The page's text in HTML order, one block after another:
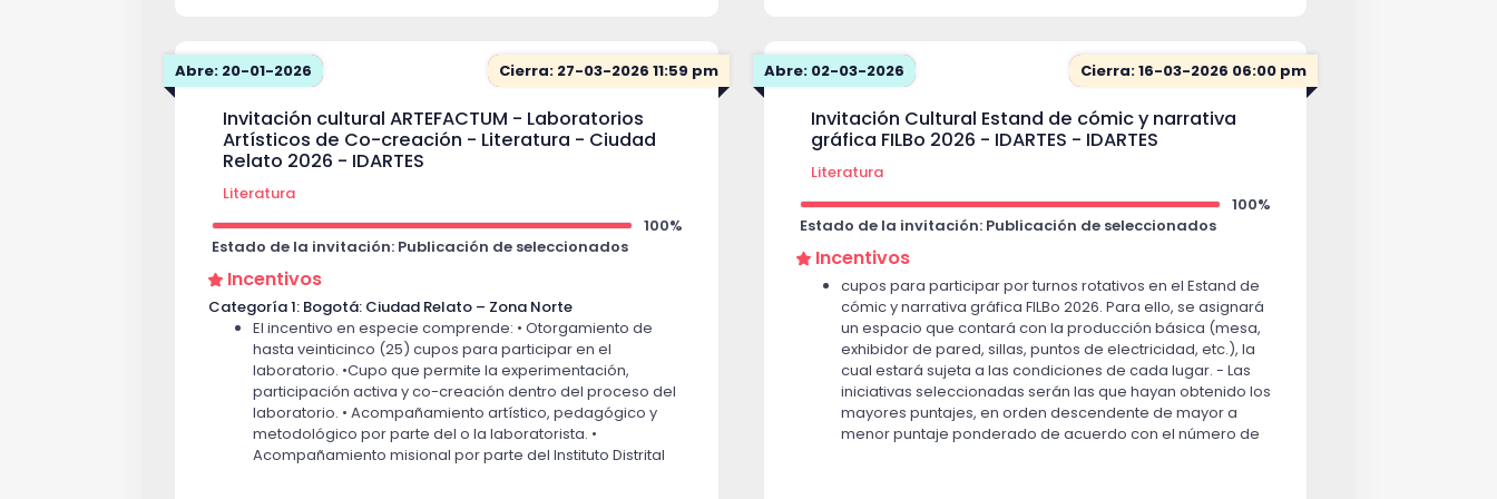
inicial e intermedia en la lectura y escritura creativa 2026
del programa Escrituras de Bogotá.
Taller de Narrativa de ficción 2 impartido por Daniel Ángel
Cupo para participar en uno de los Talleres de formación
inicial e intermedia en la lectura y escritura creativa 2026
Taller de Literatura infantil y juvenil impartido por Amalia
Cupo para participar en uno de los Talleres de formación
inicial e intermedia en la lectura y escritura creativa 2026
del programa Escrituras de Bogotá.
Taller de Escritura en el espacio público: cartelismo impartido
por el Instituto Bogotano de Corte
Cupo para participar en uno de los Talleres de formación
inicial e intermedia en la lectura y escritura creativa 2026
del programa Escrituras de Bogotá.
cupos a personas naturales.
para el acceso al libro en articulación con la Asociación
Colombiana de Libreros Independientes
Categoría 3: Escuela distrital de libreros: espacios
Asociación Colombiana de Libreros Independientes: Se
asignarán máximo seis (6) cupos a personas jurídicas,
naturales o agrupaciones.
Abre: 20-01-2026 Cierra: 27-03-2026 11:59 pm
Invitación cultural ARTEFACTUM - Laboratorios
Artísticos de Co-creación - Literatura - Ciudad
Relato 2026 - IDARTES
Literatura
100%
Estado de la invitación: Publicación de seleccionados
Incentivos
Categoría 1: Bogotá: Ciudad Relato – Zona Norte
El incentivo en especie comprende: • Otorgamiento de
hasta veinticinco (25) cupos para participar en el
laboratorio. •Cupo que permite la experimentación,
participación activa y co-creación dentro del proceso del
laboratorio. • Acompañamiento artístico, pedagógico y
metodológico por parte del o la laboratorista. •
Acompañamiento misional por parte del Instituto Distrital
Abre: 02-03-2026 Cierra: 16-03-2026 06:00 pm
Invitación Cultural Estand de cómic y narrativa
gráfica FILBo 2026 - IDARTES - IDARTES
Literatura
100%
Estado de la invitación: Publicación de seleccionados
Incentivos
cupos para participar por turnos rotativos en el Estand de
cómic y narrativa gráfica FILBo 2026. Para ello, se asignará
un espacio que contará con la producción básica (mesa,
exhibidor de pared, sillas, puntos de electricidad, etc.), la
cual estará sujeta a las condiciones de cada lugar. - Las
iniciativas seleccionadas serán las que hayan obtenido los
mayores puntajes, en orden descendente de mayor a
menor puntaje ponderado de acuerdo con el número de